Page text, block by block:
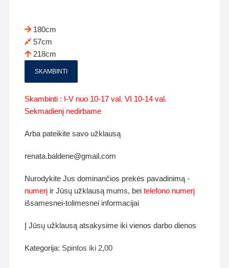
180cm
57cm
218cm
SKAMBINTI
Skambinti : I-V nuo 10-17 val. VI 10-14 val.
Sekmadienį nedirbame
Arba pateikite savo užklausą
renata.baldene@gmail.com
Nurodykite Jus dominančios prekės pavadinimą -
numerį ir Jūsų užklausą mums, beitelefono numerį
išsamesnei-tolimesnei informacijai
Į Jūsų užklausą atsakysime iki vienos darbo dienos
Kategorija: Spintos iki 2,00